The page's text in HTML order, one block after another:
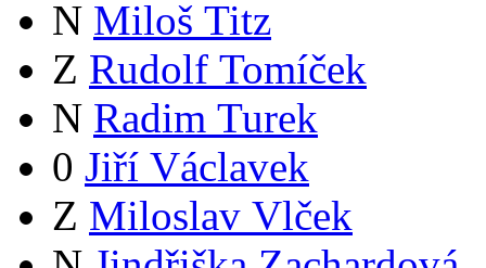
N Miloš Titz
Z Rudolf Tomíček
N Radim Turek
0 Jiří Václavek
Z Miloslav Vlček